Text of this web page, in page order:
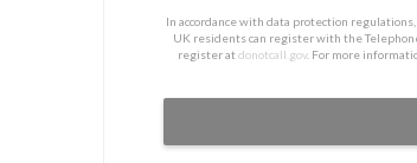
In accordance with data protection
UK residents can register with the
register atdonotcall.gov. For more